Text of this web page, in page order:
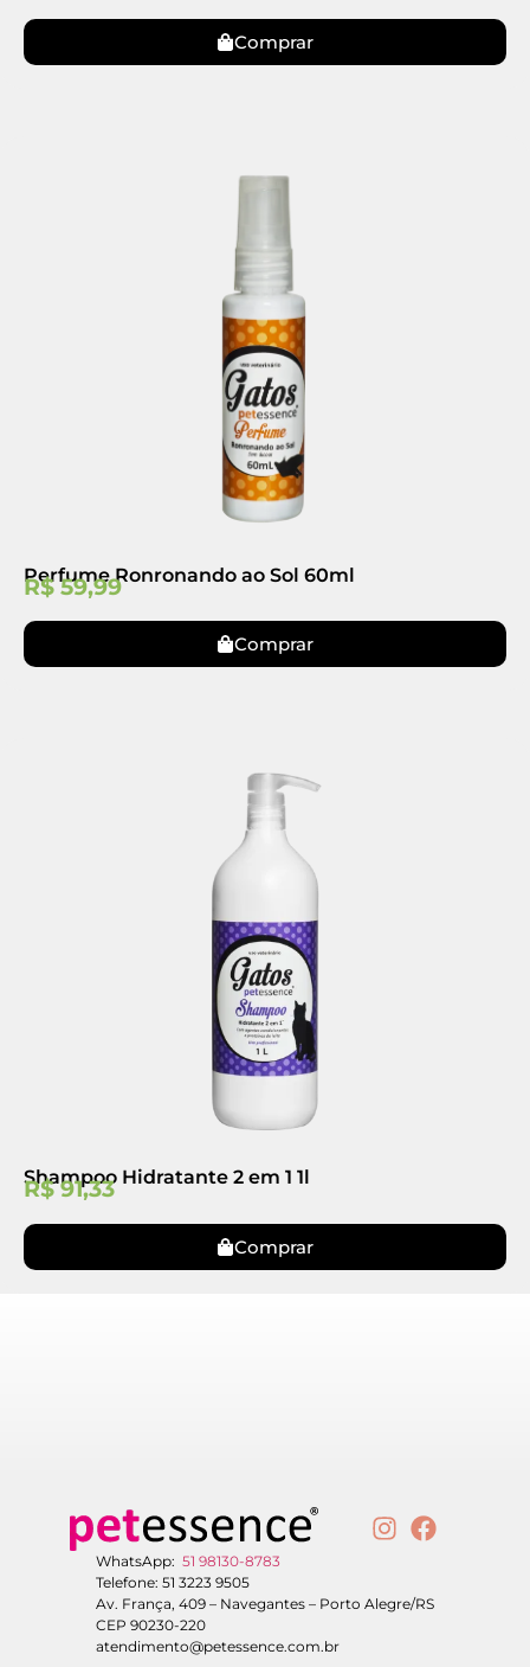
Comprar
Perfume Ronronando ao Sol 60ml
R$59,99
Comprar
Shampoo Hidratante 2 em 1 1l
R$91,33
Comprar
WhatsApp: 51 98130-8783
Telefone: 51 3223 9505
Av. França, 409 – Navegantes – Porto Alegre/RS
CEP 90230-220
atendimento@petessence.com.br